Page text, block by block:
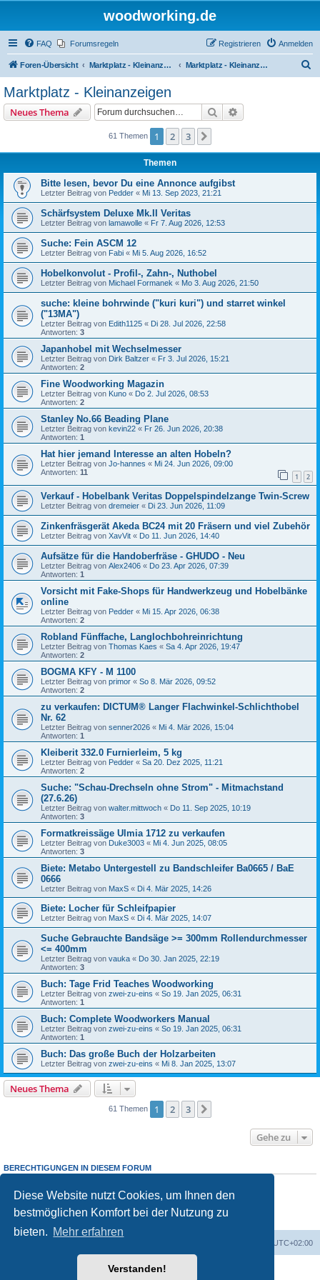
Diese Website nutzt Cookies, um Ihnen den
bestmöglichen Komfort bei der Nutzung zu
bieten. Mehr erfahren
Verstanden!
woodworking.de
FAQ Forumsregeln Anmelden
Registrieren
Foren-Übersicht Marktplatz - Kleinanzeigen auf Woodworking.de Marktplatz - Kleinanzeigen
Marktplatz - Kleinanzeigen
Neues Thema Suche
61 Themen 1 2 3
Themen
Bitte lesen, bevor Du eine Annonce aufgibst
Letzter Beitrag von Pedder « Mi 13. Sep 2023, 21:21
Schärfsystem Deluxe Mk.II Veritas
Letzter Beitrag von lamawolle « Fr 7. Aug 2026, 12:53
Suche: Fein ASCM 12
Letzter Beitrag von Fabi « Mi 5. Aug 2026, 16:52
Hobelkonvolut - Profil-, Zahn-, Nuthobel
Letzter Beitrag von Michael Formanek « Mo 3. Aug 2026, 21:50
suche: kleine bohrwinde ("kuri kuri") und starret winkel
("13MA")
Letzter Beitrag von Edith1125 « Di 28. Jul 2026, 22:58
Antworten: 3
Japanhobel mit Wechselmesser
Letzter Beitrag von Dirk Baltzer « Fr 3. Jul 2026, 15:21
Antworten: 2
Fine Woodworking Magazin
Letzter Beitrag von Kuno « Do 2. Jul 2026, 08:53
Antworten: 2
Stanley No.66 Beading Plane
Letzter Beitrag von kevin22 « Fr 26. Jun 2026, 20:38
Antworten: 1
Hat hier jemand Interesse an alten Hobeln?
Letzter Beitrag von Jo-hannes « Mi 24. Jun 2026, 09:00
Antworten: 11 1 2
Verkauf - Hobelbank Veritas Doppelspindelzange Twin-Screw
Letzter Beitrag von dremeier « Di 23. Jun 2026, 11:09
Zinkenfräsgerät Akeda BC24 mit 20 Fräsern und viel Zubehör
Letzter Beitrag von XavVit « Do 11. Jun 2026, 14:40
Aufsätze für die Handoberfräse - GHUDO - Neu
Letzter Beitrag von Alex2406 « Do 23. Apr 2026, 07:39
Antworten: 1
Vorsicht mit Fake-Shops für Handwerkzeug und Hobelbänke
online
Letzter Beitrag von Pedder « Mi 15. Apr 2026, 06:38
Antworten: 2
Robland Fünffache, Langlochbohreinrichtung
Letzter Beitrag von Thomas Kaes « Sa 4. Apr 2026, 19:47
Antworten: 2
BOGMA KFY - M 1100
Letzter Beitrag von primor « So 8. Mär 2026, 09:52
Antworten: 2
zu verkaufen: DICTUM® Langer Flachwinkel-Schlichthobel
Nr. 62
Letzter Beitrag von senner2026 « Mi 4. Mär 2026, 15:04
Antworten: 1
Kleiberit 332.0 Furnierleim, 5 kg
Letzter Beitrag von Pedder « Sa 20. Dez 2025, 11:21
Antworten: 2
Suche: "Schau-Drechseln ohne Strom" - Mitmachstand
(27.6.26)
Letzter Beitrag von walter.mittwoch « Do 11. Sep 2025, 10:19
Antworten: 3
Formatkreissäge Ulmia 1712 zu verkaufen
Letzter Beitrag von Duke3003 « Mi 4. Jun 2025, 08:05
Antworten: 3
Biete: Metabo Untergestell zu Bandschleifer Ba0665 / BaE
0666
Letzter Beitrag von MaxS « Di 4. Mär 2025, 14:26
Biete: Locher für Schleifpapier
Letzter Beitrag von MaxS « Di 4. Mär 2025, 14:07
Suche Gebrauchte Bandsäge >= 300mm Rollendurchmesser
<= 400mm
Letzter Beitrag von vauka « Do 30. Jan 2025, 22:19
Antworten: 3
Buch: Tage Frid Teaches Woodworking
Letzter Beitrag von zwei-zu-eins « So 19. Jan 2025, 06:31
Antworten: 1
Buch: Complete Woodworkers Manual
Letzter Beitrag von zwei-zu-eins « So 19. Jan 2025, 06:31
Antworten: 1
Buch: Das große Buch der Holzarbeiten
Letzter Beitrag von zwei-zu-eins « Mi 8. Jan 2025, 13:07
Neues Thema
61 Themen 1 2 3
Gehe zu
BERECHTIGUNGEN IN DIESEM FORUM
Sie dürfenkeineAntworten zu Themen in diesem Forum erstellen.
Sie dürfen Ihre Beiträge in diesem Forumnicht ändern.
Sie dürfen Ihre Beiträge in diesem Forumnichtlöschen.
keine
UTC+02:00
Powered byphpBB® Forum Software © phpBB Limited